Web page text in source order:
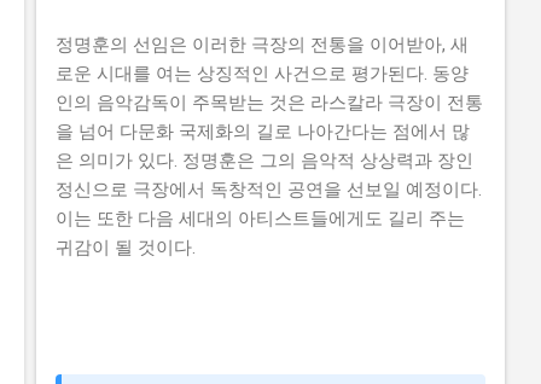
정명훈의 선임은 이러한 극장의 전통을 이어받아, 새
로운 시대를 여는 상징적인 사건으로 평가된다. 동양
인의 음악감독이 주목받는 것은 라스칼라 극장이 전통
을 넘어 다문화 국제화의 길로 나아간다는 점에서 많
은 의미가 있다. 정명훈은 그의 음악적 상상력과 장인
정신으로 극장에서 독창적인 공연을 선보일 예정이다.
이는 또한 다음 세대의 아티스트들에게도 길리 주는
귀감이 될 것이다.